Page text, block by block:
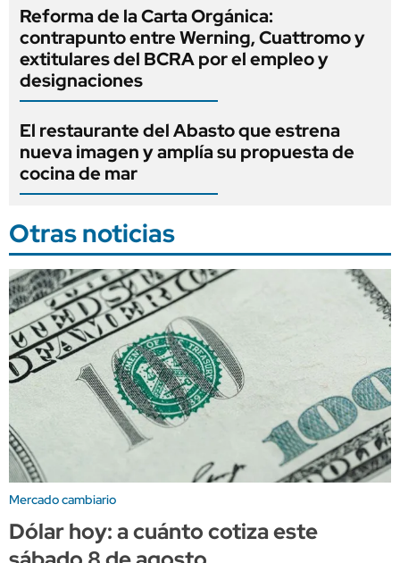
Reforma de la Carta Orgánica:
contrapunto entre Werning, Cuattromo y
extitulares del BCRA por el empleo y
designaciones
El restaurante del Abasto que estrena
nueva imagen y amplía su propuesta de
cocina de mar
Otras noticias
Mercado cambiario
Dólar hoy: a cuánto cotiza este